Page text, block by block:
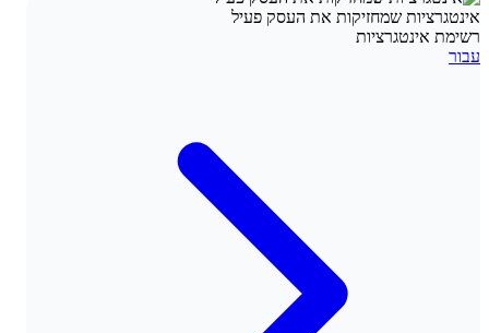
אינטגרציות שמחזיקות את העסק פעיל
רשימת אינטגרציות
עבור